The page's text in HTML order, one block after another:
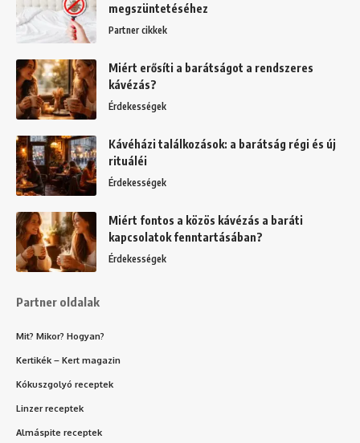
megszüntetéséhez
Partner cikkek
Miért erősíti a barátságot a rendszeres
kávézás?
Érdekességek
Kávéházi találkozások: a barátság régi és új
rituáléi
Érdekességek
Miért fontos a közös kávézás a baráti
kapcsolatok fenntartásában?
Érdekességek
Partner oldalak
Mit? Mikor? Hogyan?
Kertikék – Kert magazin
Kókuszgolyó receptek
Linzer receptek
Almáspite receptek